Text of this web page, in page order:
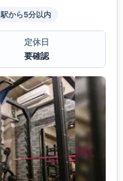
駅から5分以内
定休日
要確認